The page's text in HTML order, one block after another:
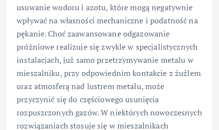
usuwanie wodoru i azotu, które mogą negatywnie
wpływać na własności mechaniczne i podatność na
pękanie. Choć zaawansowane odgazowanie
próżniowe realizuje się zwykle w specjalistycznych
instalacjach, już samo przetrzymywanie metalu w
mieszalniku, przy odpowiednim kontakcie z żużlem
oraz atmosferą nad lustrem metalu, może
przyczynić się do częściowego usunięcia
rozpuszczonych gazów. W niektórych nowoczesnych
rozwiązaniach stosuje się w mieszalnikach